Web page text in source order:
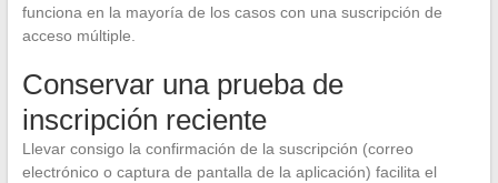
funciona en la mayoría de los casos con una suscripción de
acceso múltiple.
Conservar una prueba de
inscripción reciente
Llevar consigo la confirmación de la suscripción (correo
electrónico o captura de pantalla de la aplicación) facilita el